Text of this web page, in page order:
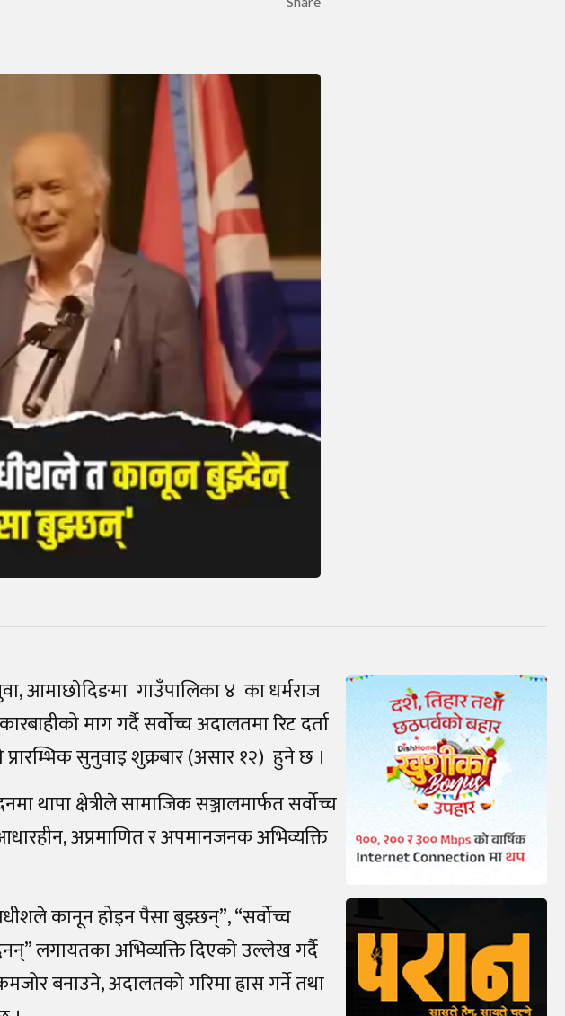
आमाछाेदिङमा गाउँपालिका ४ का धर्मराज
माग गर्दै सर्वाेच्च अदालतमा रिट दर्ता
सुनुवाइ शुक्रबार (असार १२) हुने छ ।
थापा क्षेत्रीले सामाजिक सञ्जालमार्फत सर्वोच्च
अप्रमाणित र अपमानजनक अभिव्यक्ति
कानून होइन पैसा बुझ्छन्”, “सर्वोच्च
लगायतका अभिव्यक्ति दिएको उल्लेख गर्दै
बनाउने, अदालतको गरिमा ह्रास गर्ने तथा